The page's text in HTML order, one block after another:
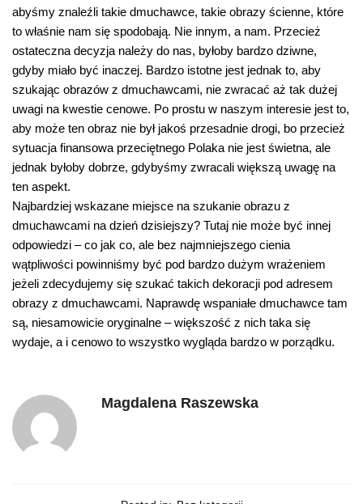
abyśmy znaleźli takie dmuchawce, takie obrazy ścienne, które
to właśnie nam się spodobają. Nie innym, a nam. Przecież
ostateczna decyzja należy do nas, byłoby bardzo dziwne,
gdyby miało być inaczej. Bardzo istotne jest jednak to, aby
szukając obrazów z dmuchawcami, nie zwracać aż tak dużej
uwagi na kwestie cenowe. Po prostu w naszym interesie jest to,
aby może ten obraz nie był jakoś przesadnie drogi, bo przecież
sytuacja finansowa przeciętnego Polaka nie jest świetna, ale
jednak byłoby dobrze, gdybyśmy zwracali większą uwagę na
ten aspekt.
Najbardziej wskazane miejsce na szukanie obrazu z
dmuchawcami na dzień dzisiejszy? Tutaj nie może być innej
odpowiedzi – co jak co, ale bez najmniejszego cienia
wątpliwości powinniśmy być pod bardzo dużym wrażeniem
jeżeli zdecydujemy się szukać takich dekoracji pod adresem
obrazy z dmuchawcami. Naprawdę wspaniałe dmuchawce tam
są, niesamowicie oryginalne – większość z nich taka się
wydaje, a i cenowo to wszystko wygląda bardzo w porządku.
Magdalena Raszewska